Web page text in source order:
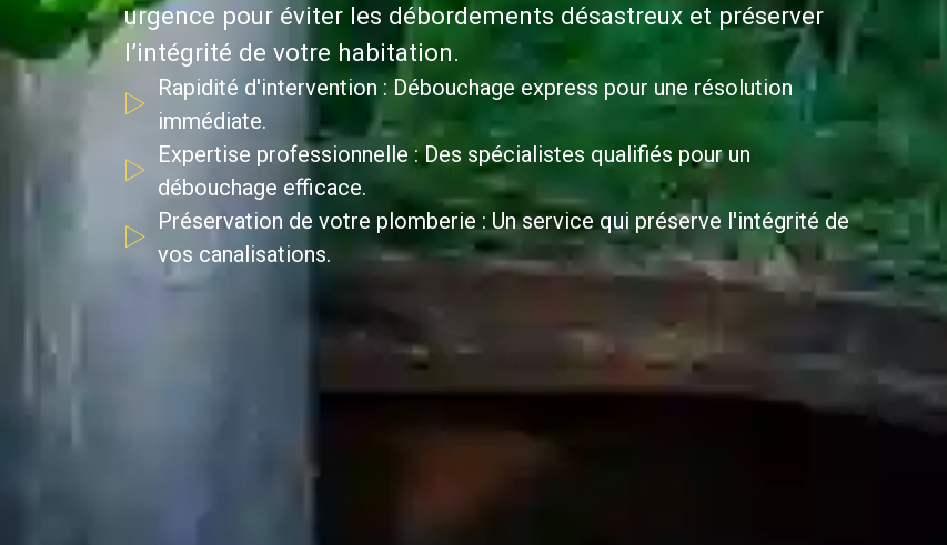
urgence pour éviter les débordements désastreux et préserver
l’intégrité de votre habitation.
Rapidité d'intervention : Débouchage express pour une résolution
immédiate.
Expertise professionnelle : Des spécialistes qualifiés pour un
débouchage efficace.
Préservation de votre plomberie : Un service qui préserve l'intégrité de
vos canalisations.